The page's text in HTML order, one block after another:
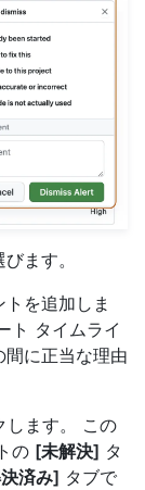
ます。
を追加しま
ト タイムライ
間に正当な理由
します。 この
の [未解決] タ
済み] タブで